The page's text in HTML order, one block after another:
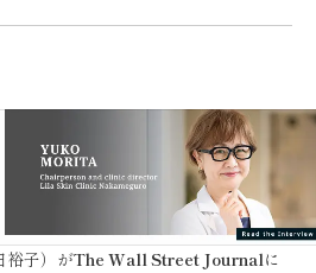
裕子）がThe Wall Street Journalに